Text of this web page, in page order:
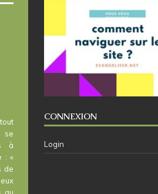
se
à
: «
de
CONNEXION
Login